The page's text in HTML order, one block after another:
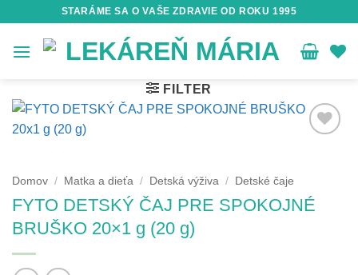
content
STARÁME SA O VAŠE ZDRAVIE OD ROKU 1995
FILTER
Domov / Matka a dieťa / Detská výživa / Detské čaje
FYTO DETSKÝ ČAJ PRE SPOKOJNÉ
BRUŠKO 20×1 g (20 g)